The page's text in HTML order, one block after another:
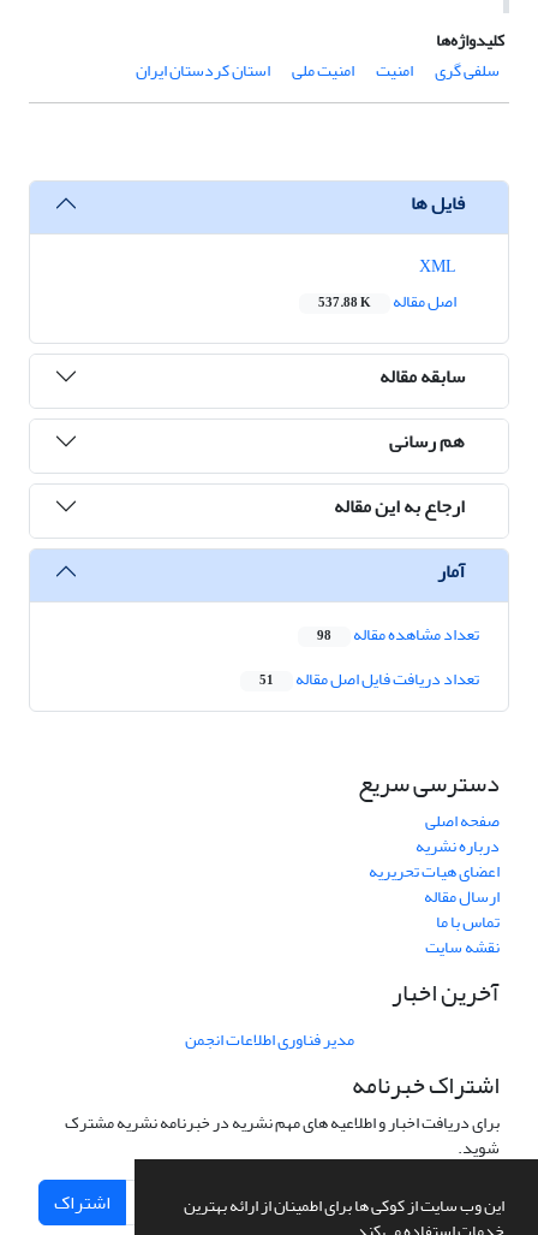
این وب سایت از کوکی ها برای اطمینان از ارائه بهترین
کلیدواژه‌ها
سلفی گری
امنیت امنیت ملی استان کردستان ایران
فایل ها
اصل مقاله
537.88 K
سابقه مقاله
هم رسانی
ارجاع به این مقاله
آمار
تعداد مشاهده مقاله 98
تعداد دریافت فایل اصل مقاله 51
دسترسی سریع
صفحه اصلی
درباره نشریه
اعضای هیات تحریریه
ارسال مقاله
تماس با ما
نقشه سایت
آخرین اخبار
مدیر فناوری اطلاعات انجمن
اشتراک خبرنامه
برای دریافت اخبار و اطلاعیه های مهم نشریه در خبرنامه نشریه مشترک
شوید.
اشتراک